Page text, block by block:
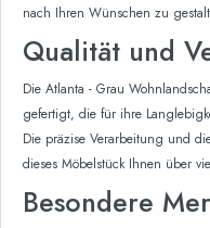
nach Ihren Wünschen zu
Qualität und
Die Atlanta - Grau
gefertigt, die für ihre
Die präzise Verarbeitung und
dieses Möbelstück Ihnen über
Besondere